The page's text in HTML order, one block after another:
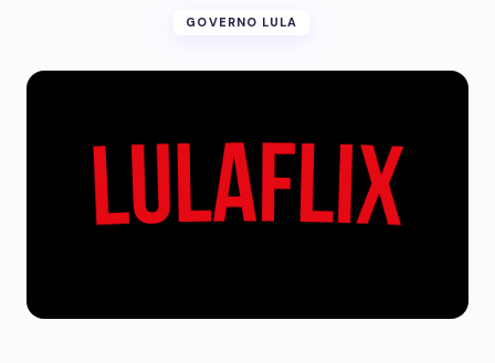
GOVERNO LULA